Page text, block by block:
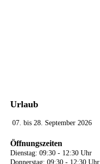
Urlaub
07. bis 28. September 2026
Öffnungszeiten
Dienstag: 09:30 - 12:30 Uhr
Donnerstag: 09:30 - 12:30 Uhr